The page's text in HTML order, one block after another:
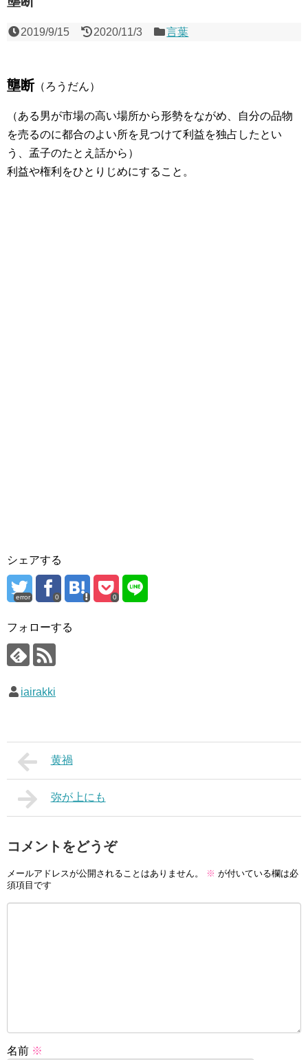
2019/9/15 2020/11/3 言葉
壟断（ろうだん）
（ある男が市場の高い場所から形勢をながめ、自分の品物
を売るのに都合のよい所を見つけて利益を独占したとい
う、孟子のたとえ話から）
利益や権利をひとりじめにすること。
シェアする
error 0 0
フォローする
iairakki
黄禍
弥が上にも
コメントをどうぞ
メールアドレスが公開されることはありません。 ※ が付いている欄は必
須項目です
名前 ※